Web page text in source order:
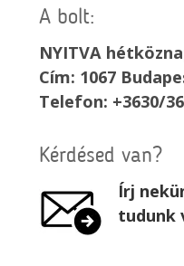
A bolt:
NYITVA
Cím: 1067
Telefon: +3630/
Kérdésed van?
Írj
tudunk